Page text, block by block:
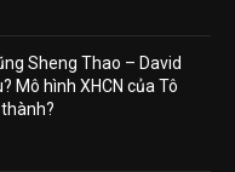
Sheng Thao – David
Mô hình XHCN của Tô